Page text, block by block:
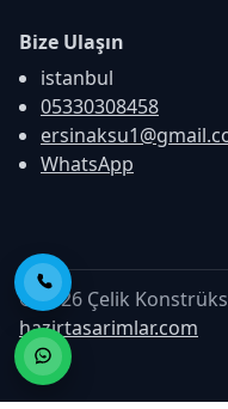
Bize Ulaşın
istanbul
05330308458
WhatsApp
© 2026 Çelik
hazirtasarimlar.com
Telefon ile Ara